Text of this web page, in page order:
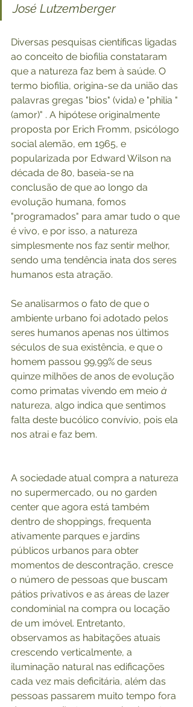
José Lutzemberger
Diversas pesquisas científicas ligadas
ao conceito de biofilia constataram
que a natureza faz bem à saúde. O
termo biofilia, origina-se da união das
palavras gregas "bios" (vida) e "philia "
(amor)" . A hipótese originalmente
proposta por Erich Fromm, psicólogo
social alemão, em 1965, e
popularizada por Edward Wilson na
década de 80, baseia-se na
conclusão de que ao longo da
evolução humana, fomos
"programados" para amar tudo o que
é vivo, e por isso, a natureza
simplesmente nos faz sentir melhor,
sendo uma tendência inata dos seres
humanos esta atração.
Se analisarmos o fato de que o
ambiente urbano foi adotado pelos
seres humanos apenas nos últimos
séculos de sua existência, e que o
homem passou 99,99% de seus
quinze milhões de anos de evolução
como primatas vivendo em meio à
natureza, algo indica que sentimos
falta deste bucólico convívio, pois ela
nos atrai e faz bem.
A sociedade atual compra a natureza
no supermercado, ou no garden
center que agora está também
dentro de shoppings, frequenta
ativamente parques e jardins
públicos urbanos para obter
momentos de descontração, cresce
o número de pessoas que buscam
pátios privativos e as áreas de lazer
condominial na compra ou locação
de um imóvel. Entretanto,
observamos as habitações atuais
crescendo verticalmente, a
iluminação natural nas edificações
cada vez mais deficitária, além das
pessoas passarem muito tempo fora